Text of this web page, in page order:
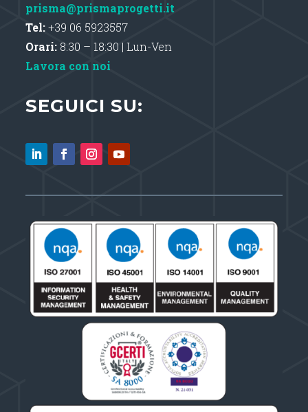
prisma@prismaprogetti.it
Tel:+39 06 5923557
Orari: 8.30 – 18:30 | Lun-Ven
Lavora con noi
SEGUICI SU: